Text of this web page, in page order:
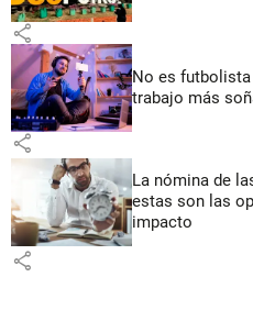
share
No es
trabajo más
share
La nómina de
estas son las
impacto
share